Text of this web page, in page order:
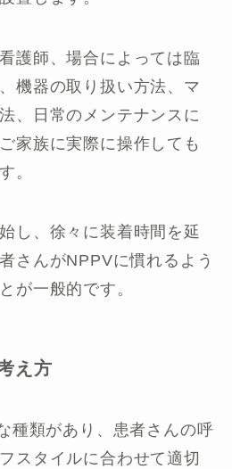
護師、場合によっては臨
機器の取り扱い方法、マ
、日常のメンテナンスに
家族に実際に操作しても
。
し、徐々に装着時間を延
さんがNPPVに慣れるよう
が一般的です。
え方
種類があり、患者さんの呼
スタイルに合わせて適切